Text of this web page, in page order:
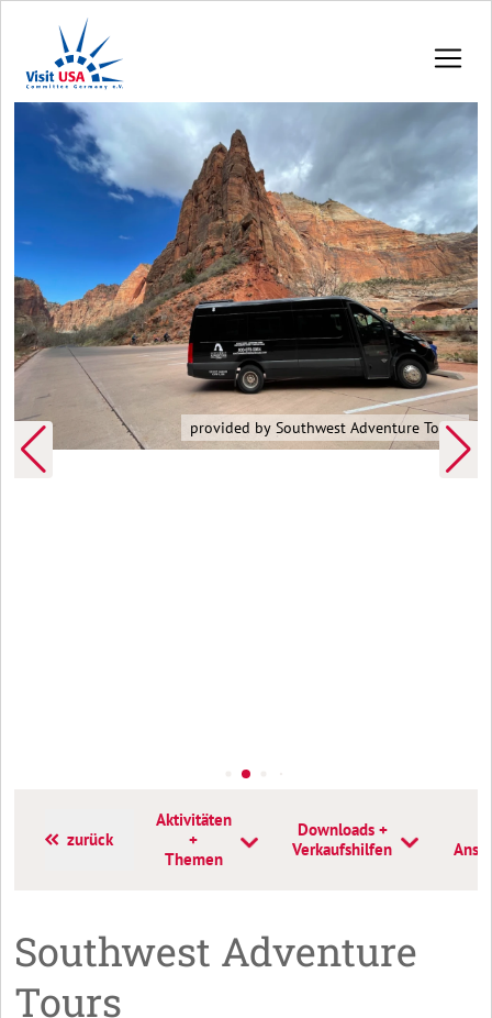
provided by Southwest Adventure Tours
zurück
Aktivitäten
+
Themen
Downloads +
Verkaufshilfen
Southwest Adventure
Tours